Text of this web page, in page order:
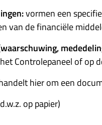
vormen een
van de financiële
Controlepaneel of op
hier om een
op papier)